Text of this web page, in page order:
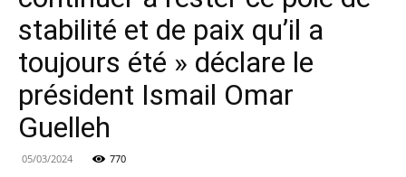
stabilité et de paix qu’il a
toujours été » déclare le
président Ismail Omar
Guelleh
05/03/2024 770